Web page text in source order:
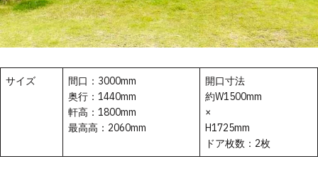
サイズ
間口：3000mm
奥行：1440mm
軒高：1800mm
最高高：2060mm
開口寸法
約W1500mm
×
H1725mm
ドア枚数：2枚